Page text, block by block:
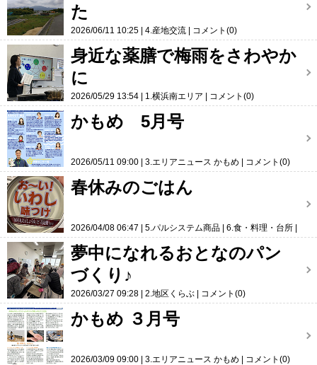
た
2026/06/11 10:25 4.産地交流 コメント(0)
身近な薬膳で梅雨をさわやか
に
2026/05/29 13:54 1.横浜南エリア コメント(0)
かもめ 5月号
2026/05/11 09:00 3.エリアニュース かもめ コメント(0)
春休みのごはん
2026/04/08 06:47 5.パルシステム商品
6.食・料理・台所
コメント(0)
夢中になれるおとなのパン
づくり♪
2026/03/27 09:28 2.地区くらぶ コメント(0)
かもめ ３月号
2026/03/09 09:00 3.エリアニュース かもめ コメント(0)